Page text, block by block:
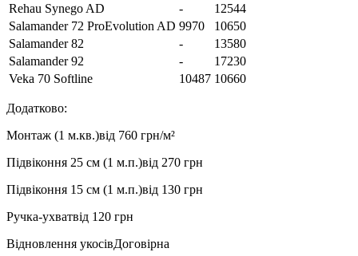
Rehau Synego AD
-
12544
Salamander 72 ProEvolution AD 9970
10650
Salamander 82
-
13580
Salamander 92
-
17230
Veka 70 Softline
10487 10660
Додатково:
Монтаж (1 м.кв.)від 760 грн/м²
Підвіконня 25 см (1 м.п.)від 270 грн
Підвіконня 15 см (1 м.п.)від 130 грн
Ручка-ухватвід 120 грн
Відновлення укосівДоговірна